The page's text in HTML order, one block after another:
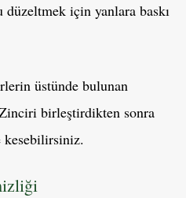
için yanlara baskı
üstünde bulunan
birleştirdikten sonra
kesebilirsiniz.